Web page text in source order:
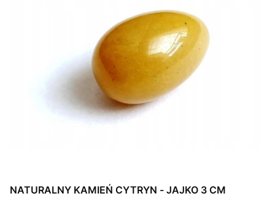
NATURALNY KAMIEŃ CYTRYN - JAJKO 3 CM